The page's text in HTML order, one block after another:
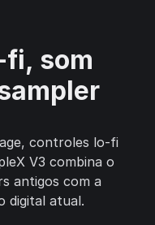
som
controles lo-fi
V3 combina o
antigos com a
digital atual.